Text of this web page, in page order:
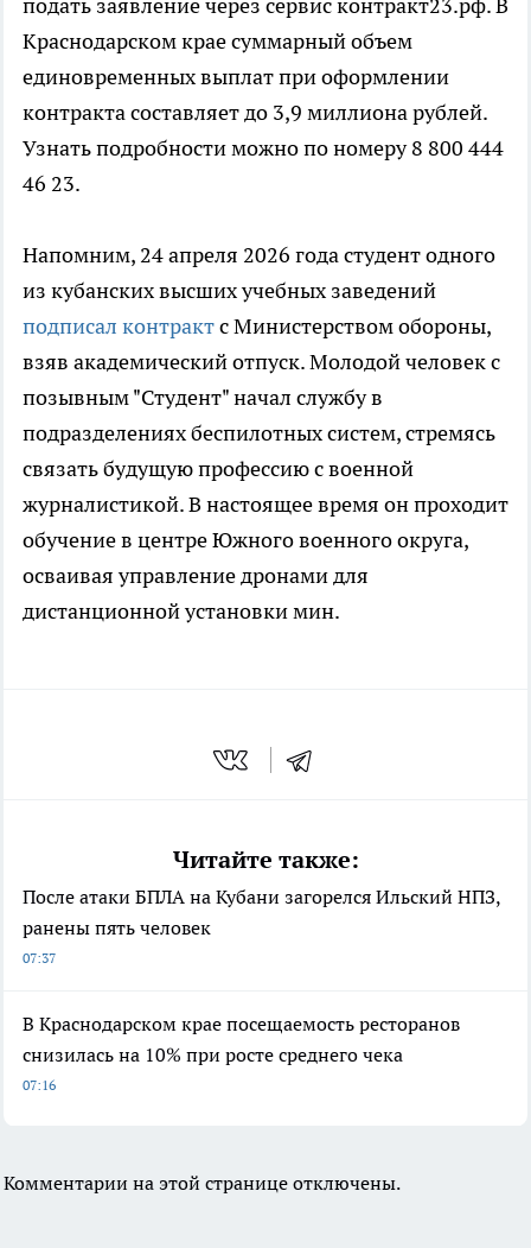
подать заявление через сервис контракт23.рф. В
Краснодарском крае суммарный объем
единовременных выплат при оформлении
контракта составляет до 3,9 миллиона рублей.
Узнать подробности можно по номеру 8 800 444
46 23.
Напомним, 24 апреля 2026 года студент одного
из кубанских высших учебных заведений
подписал контрактс Министерством обороны,
взяв академический отпуск. Молодой человек с
позывным "Студент" начал службу в
подразделениях беспилотных систем, стремясь
связать будущую профессию с военной
журналистикой. В настоящее время он проходит
обучение в центре Южного военного округа,
осваивая управление дронами для
дистанционной установки мин.
Читайте также:
После атаки БПЛА на Кубани загорелся Ильский НПЗ,
ранены пять человек
07:37
В Краснодарском крае посещаемость ресторанов
снизилась на 10% при росте среднего чека
07:16
Комментарии на этой странице отключены.